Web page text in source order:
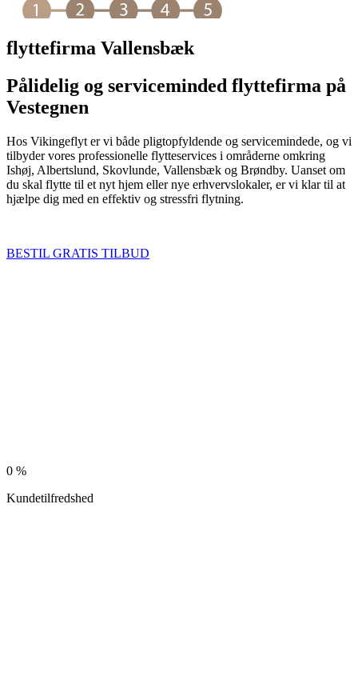
flyttefirma Vallensbæk
Pålidelig og serviceminded flyttefirma på
Vestegnen
Hos Vikingeflyt er vi både pligtopfyldende og servicemindede, og vi
tilbyder vores professionelle flytteservices i områderne omkring
Ishøj, Albertslund, Skovlunde, Vallensbæk og Brøndby. Uanset om
du skal flytte til et nyt hjem eller nye erhvervslokaler, er vi klar til at
hjælpe dig med en effektiv og stressfri flytning.
BESTIL GRATIS TILBUD
0 %
Kundetilfredshed